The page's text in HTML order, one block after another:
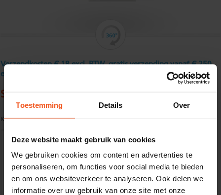
Toestemming Details Over
Deze website maakt gebruik van cookies
We gebruiken cookies om content en advertenties te
personaliseren, om functies voor social media te bieden
en om ons websiteverkeer te analyseren. Ook delen we
informatie over uw gebruik van onze site met onze
Verzendkosten € 18 excl. BTW, gratis verzending vanaf € 250
excl. BTW
Stripstaal 250 x 10 mm
Kwaliteit: S235JR volgens EN10025
Gewenste
lengtemaat in
(max. 2000 mm)